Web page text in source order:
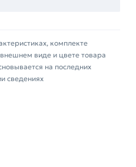
комплекте
внешнем виде и цвете товара
на последних
сведениях